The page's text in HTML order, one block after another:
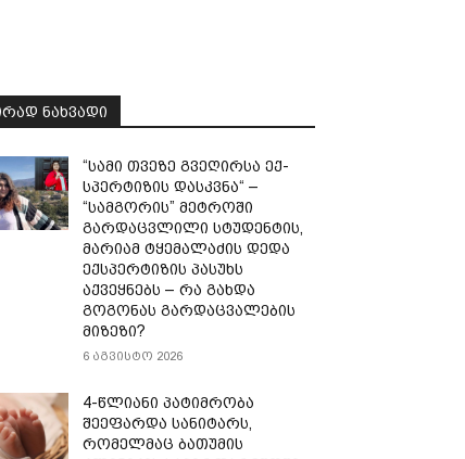
ᲜᲐᲮᲕᲐᲓᲘ
“სამი თვე­ზე გვე­ღირ­სა ექ­
სპერ­ტი­ზის დას­კვნა“ –
“სამგორის” მეტროში
გარდაცვლილი სტუდენტის,
მარიამ ტყემალაძის დედა
ექსპერტიზის პასუხს
აქვეყნებს – რა გახდა
გოგონას გარდაცვალების
მიზეზი?
6 აგვისტო 2026
4-წლიანი პატიმრობა
შეეფარდა სანიტარს,
რომელმაც ბათუმის